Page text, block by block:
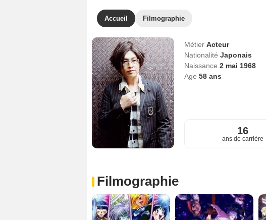
Accueil Filmographie
Métier Acteur
Nationalité Japonais
Naissance 2 mai 1968
Age 58ans
16
ans de carrière
Filmographie